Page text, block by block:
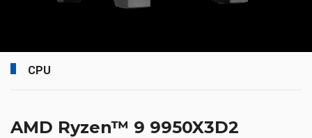
CPU
AMD Ryzen™ 9 9950X3D2